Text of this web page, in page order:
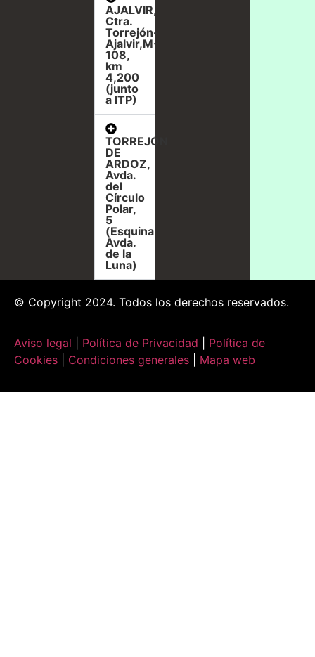
AJALVIR,
Ctra.
Torrejón-
Ajalvir,M-
108,
km
4,200
(junto
a ITP)
TORREJÓN
DE
ARDOZ,
Avda.
del
Círculo
Polar,
5
(Esquina
Avda.
de la
Luna)
© Copyright 2024. Todos los derechos reservados.
Aviso legal Política de Privacidad
Política de
Cookies
Condiciones generales Mapa web